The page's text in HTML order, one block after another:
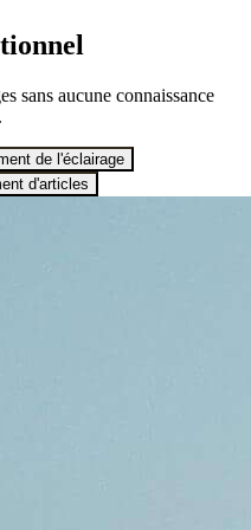
sans aucune connaissance
de l'éclairage
d'articles